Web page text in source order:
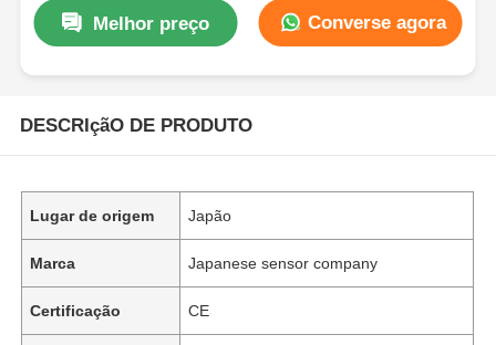
Melhor preço Converse agora
DESCRIçãO DE PRODUTO
Lugar de origem Japão
Marca Japanese sensor company
Certificação CE